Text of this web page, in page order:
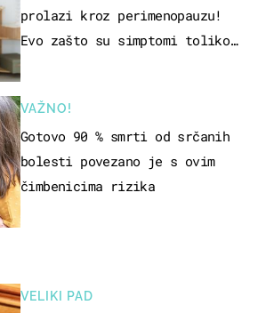
VELIKI PAD
prolazi kroz perimenopauzu!
Evo zašto su simptomi toliko
VAŽNO!
Gotovo 90 % smrti od srčanih
bolesti povezano je s ovim
čimbenicima rizika